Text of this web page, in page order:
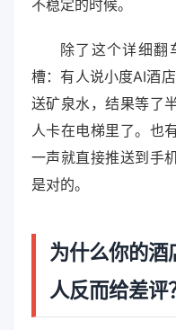
不稳定的时候。
除了这个详细翻
槽：有人说小度AI酒
送矿泉水，结果等了
人卡在电梯里了。也
一声就直接推送到手
是对的。
为什么你的酒
人反而给差评